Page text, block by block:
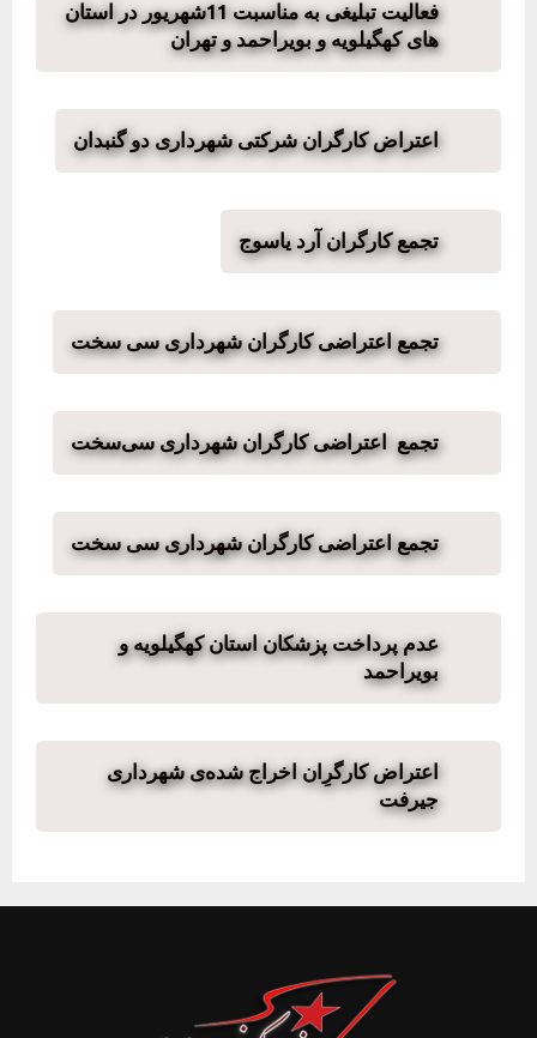
فعالیت تبلیغی به مناسبت 11شهریور در استان
های کهگیلویه و بویراحمد و تهران
اعتراض کارگران شرکتی شهرداری دو گنبدان
تجمع کارگران آرد یاسوج
تجمع اعتراضی کارگران شهرداری سی سخت
تجمع اعتراضی کارگران شهرداری سی‌سخت
تجمع اعتراضی کارگران شهرداری سی سخت
عدم پرداخت پزشکان استان کهگیلویه و
بویراحمد
اعتراض کارگرِان اخراج شده‌ی شهرداری
جیرفت